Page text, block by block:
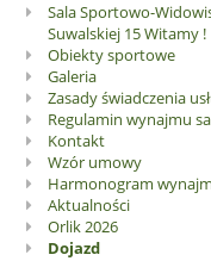
Sala
gimnastyczna
Sala Sportowo-
Suwalskiej 15 Witamy !
Obiekty sportowe
Galeria
Zasady świadczenia
Regulamin wynajmu
Kontakt
Wzór umowy
Harmonogram
Aktualności
Orlik 2026
Dojazd